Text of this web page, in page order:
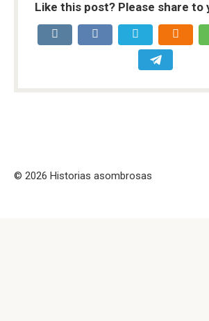
Like this post? Please share to
© 2026 Historias asombrosas